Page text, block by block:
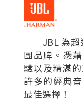
JBL 為超
團品牌。憑
驗以及精湛
許多的經典
最佳選擇！